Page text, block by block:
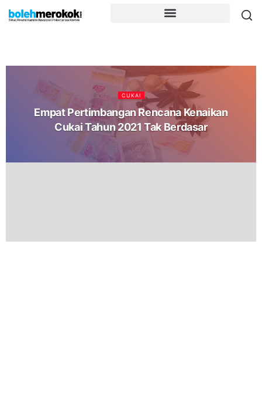
CUKAI
Empat Pertimbangan Rencana Kenaikan
Cukai Tahun 2021 Tak Berdasar